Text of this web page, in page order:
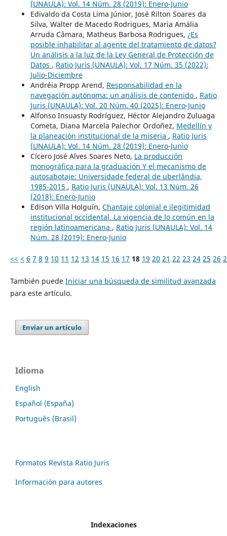
(UNAULA): Vol. 14 Núm. 28 (2019): Enero-Junio
Edivaldo da Costa Lima Júnior, José Rilton Soares da
Silva, Walter de Macedo Rodrigues, Maria Amália
Arruda Câmara, Matheus Barbosa Rodrigues, ¿Es
posible inhabilitar al agente del tratamiento de datos?
Un análisis a la luz de la Ley General de Protección de
Datos , Ratio Juris (UNAULA): Vol. 17 Núm. 35 (2022):
Julio-Diciembre
Andréia Propp Arend, Responsabilidad en la
navegación autónoma: un análisis de contenido , Ratio
Juris (UNAULA): Vol. 20 Núm. 40 (2025): Enero-Junio
Alfonso Insuasty Rodríguez, Héctor Alejandro Zuluaga
Cometa, Diana Marcela Palechor Ordoñez, Medellín y
la planeación institucional de la miseria , Ratio Juris
(UNAULA): Vol. 14 Núm. 28 (2019): Enero-Junio
Cícero José Alves Soares Neto, La producción
monográfica para la graduación Y el mecanismo de
autosabotaje: Universidade federal de uberlândia,
1985-2015 , Ratio Juris (UNAULA): Vol. 13 Núm. 26
(2018): Enero-Junio
Edison Villa Holguín, Chantaje colonial e ilegitimidad
institucional occidental. La vigencia de lo común en la
región latinoamericana , Ratio Juris (UNAULA): Vol. 14
Núm. 28 (2019): Enero-Junio
<< < 6 7 8 9 10 11 12 13 14 15 16 17 18 19 20 21 22 23 24 25 26
También puede Iniciar una búsqueda de similitud avanzada
para este artículo.
Enviar un artículo
Idioma
English
Español (España)
Português (Brasil)
Formatos Revista Ratio Juris
Información para autores
Indexaciones